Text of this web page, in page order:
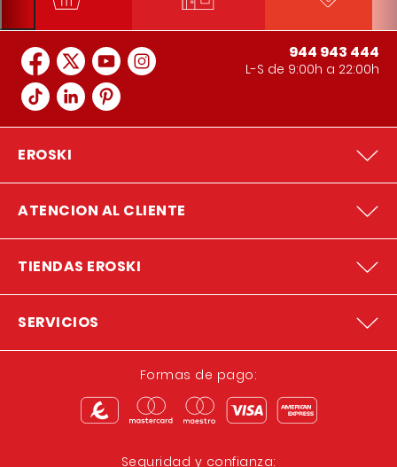
944 943 444
L-S de 9:00h a 22:00h
EROSKI
ATENCION AL CLIENTE
TIENDAS EROSKI
SERVICIOS
Formas de pago:
Seguridad y confianza: